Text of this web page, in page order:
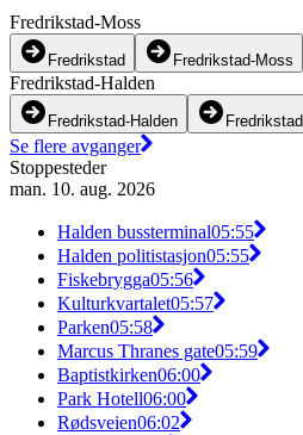
Fredrikstad-Moss
Fredrikstad Fredrikstad-Moss
Fredrikstad-Halden
Fredrikstad-Halden Fredrikstad
Se flere avganger
Stoppesteder
man. 10. aug. 2026
Halden bussterminal05:55
Halden politistasjon05:55
Fiskebrygga05:56
Kulturkvartalet05:57
Parken05:58
Marcus Thranes gate05:59
Baptistkirken06:00
Park Hotell06:00
Rødsveien06:02